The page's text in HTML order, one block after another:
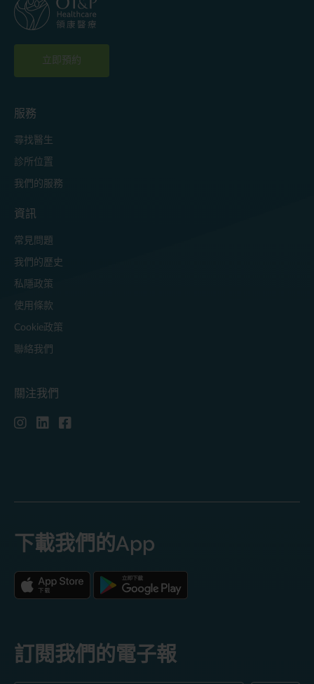
立即預約
服務
尋找醫生
診所位置
我們的服務
資訊
常見問題
我們的歷史
私隱政策
使用條款
Cookie政策
聯絡我們
關注我們
下載我們的App
訂閱我們的電子報